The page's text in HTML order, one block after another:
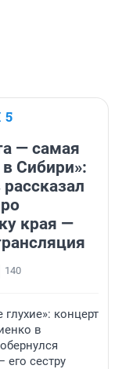
5
— самая
Сибири»:
края —
140
концерт
в
сестру